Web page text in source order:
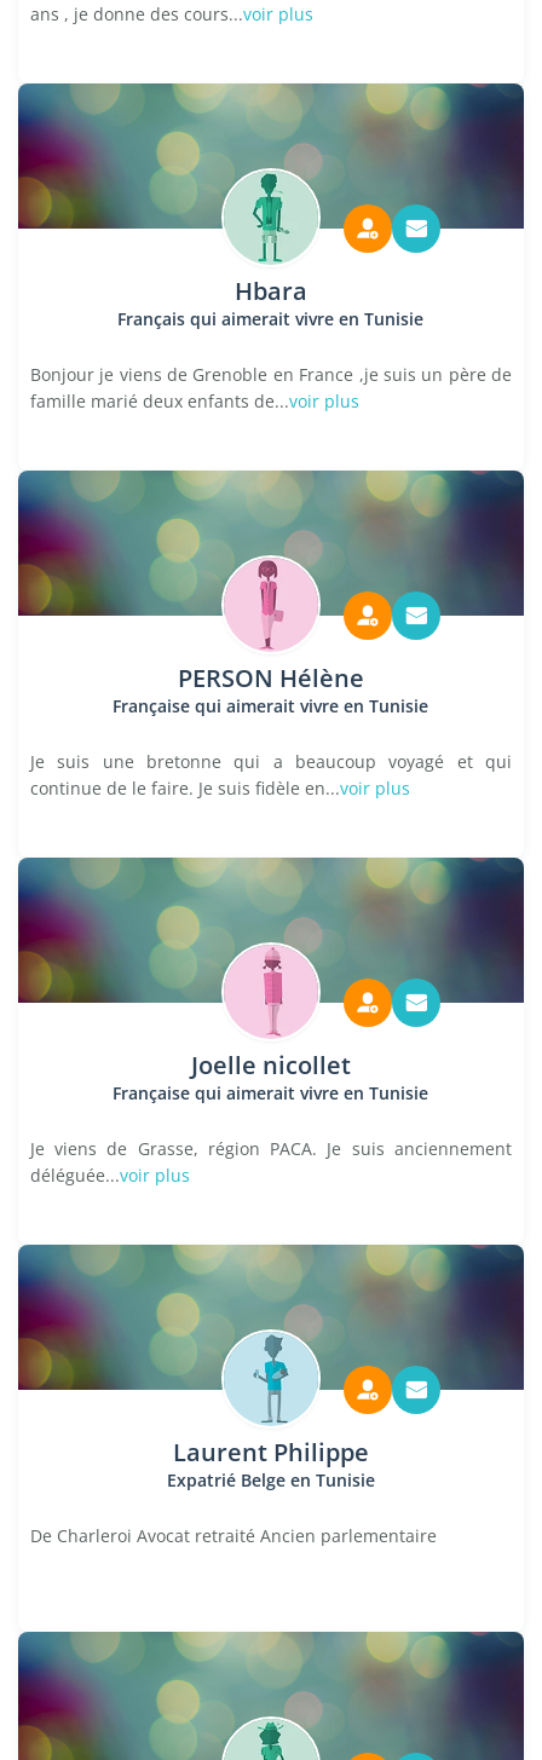
ans , je donne des cours...voir plus
Hbara
Français qui aimerait vivre en Tunisie
Bonjour je viens de Grenoble en France ,je suis un père de
famille marié deux enfants de...voir plus
PERSON Hélène
Française qui aimerait vivre en Tunisie
Je suis une bretonne qui a beaucoup voyagé et qui
continue de le faire. Je suis fidèle en...voir plus
Joelle nicollet
Française qui aimerait vivre en Tunisie
Je viens de Grasse, région PACA. Je suis anciennement
déléguée...voir plus
Laurent Philippe
Expatrié Belge en Tunisie
De Charleroi Avocat retraité Ancien parlementaire